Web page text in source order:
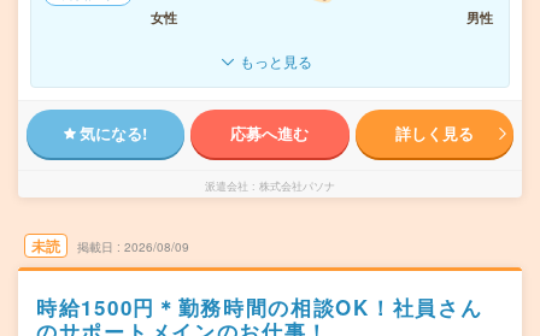
女性
男性
もっと見る
気になる! 応募へ進む 詳しく見る
派遣会社 株式会社パソナ
未読 掲載日 2026/08/09
時給1500円＊勤務時間の相談OK！社員さん